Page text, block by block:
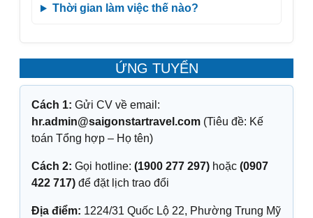
Thời gian làm việc thế nào?
ỨNG TUYỂN
Cách 1: Gửi CV về email:
hr.admin@saigonstartravel.com (Tiêu đề: Kế
toán Tổng hợp – Họ tên)
Cách 2: Gọi hotline: (1900 277 297) hoặc (0907
422 717) để đặt lịch trao đổi
Địa điểm: 1224/31 Quốc Lộ 22, Phường Trung Mỹ